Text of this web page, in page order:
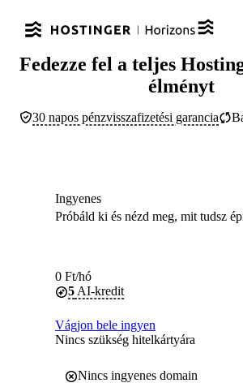
Fedezze fel a teljes
élményt
30 napos pénzvisszafizetési garancia
Ingyenes
Próbáld ki és nézd meg, mit tudsz
0 Ft/hó
5 AI-kredit
Vágjon bele ingyen
Nincs szükség hitelkártyára
Nincs ingyenes domain